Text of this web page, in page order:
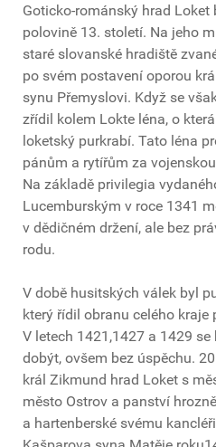
Goticko-románský hrad Loket
polovině 13. století. Na jeho
staré slovanské hradiště
po svém postavení oporou
synu Přemyslovi. Když se
zřídil kolem Lokte léna, o
loketský purkrabí. Tato léna
pánům a rytířům za
Na základě privilegia
Lucemburským v roce 1341
v dědičném držení, ale bez
rodu.
V době husitských válek byl
který řídil obranu celého kraje
V letech 1421,1427 a 1429
dobýt, ovšem bez úspěchu.
král Zikmund hrad Loket s
město Ostrov a panství
a hartenberské svému